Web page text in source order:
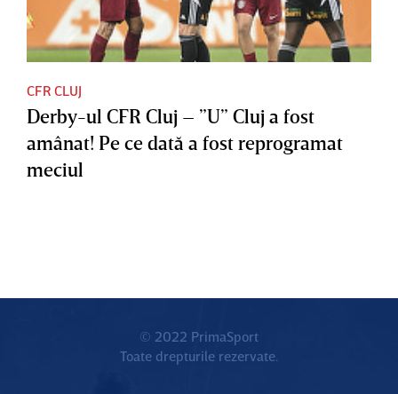
CFR CLUJ
Derby-ul CFR Cluj – ”U” Cluj a fost
amânat! Pe ce dată a fost reprogramat
meciul
© 2022 PrimaSport
Toate drepturile rezervate.